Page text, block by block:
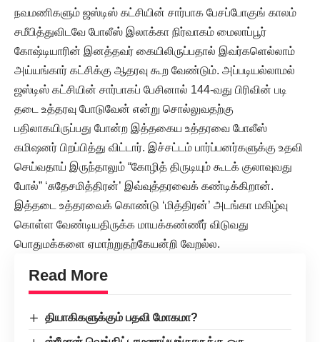
நவமணிகளும் ஜஸ்டிஸ் கட்சியின் சார்பாக பேசப்போகுங் காலம்
சமீபித்துவிடவே போலீஸ் இலாக்கா நிர்வாகம் மைலாப்பூர்
கோஷ்டியாரின் இனத்தவர் கையிலிருப்பதால் இவர்களெல்லாம்
அய்யங்கார் கட்சிக்கு ஆதரவு கூற வேண்டும். அப்படியல்லாமல்
ஜஸ்டிஸ் கட்சியின் சார்பாகப் பேசினால் 144-வது பிரிவின் படி
தடை உத்தரவு போடுவேன் என்று சொல்லுவதற்கு
பதிலாகயிருப்பது போன்ற இத்தகைய உத்தரவை போலீஸ்
கமிஷனர் பிறப்பித்து விட்டார். இச்சட்டம் பார்ப்பனர்களுக்கு உதவி
செய்வதாய் இருந்தாலும் “கோழித் திருடியும் கூடக் குலாவுவது
போல்” ‘சுதேசமித்திரன்’ இவ்வுத்தரவைக் கண்டிக்கிறான்.
இத்தடை உத்தரவைக் கொண்டு ‘மித்திரன்’ அடங்கா மகிழ்வு
கொள்ள வேண்டியதிருக்க மாயக்கண்ணீர் விடுவது
பொதுமக்களை ஏமாற்றுதற்கேயன்றி வேறல்ல.
Read More
தியாகிகளுக்கும் பதவி மோகமா?